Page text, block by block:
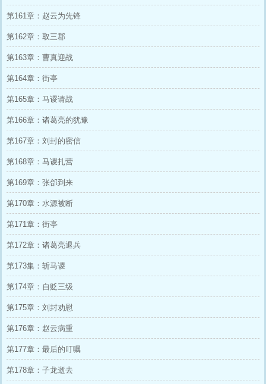
第161章：赵云为先锋
第162章：取三郡
第163章：曹真迎战
第164章：街亭
第165章：马谡请战
第166章：诸葛亮的犹豫
第167章：刘封的密信
第168章：马谡扎营
第169章：张郃到来
第170章：水源被断
第171章：街亭
第172章：诸葛亮退兵
第173集：斩马谡
第174章：自贬三级
第175章：刘封劝慰
第176章：赵云病重
第177章：最后的叮嘱
第178章：子龙逝去